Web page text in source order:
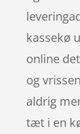
kassekø
online
og
aldrig
tæt i en